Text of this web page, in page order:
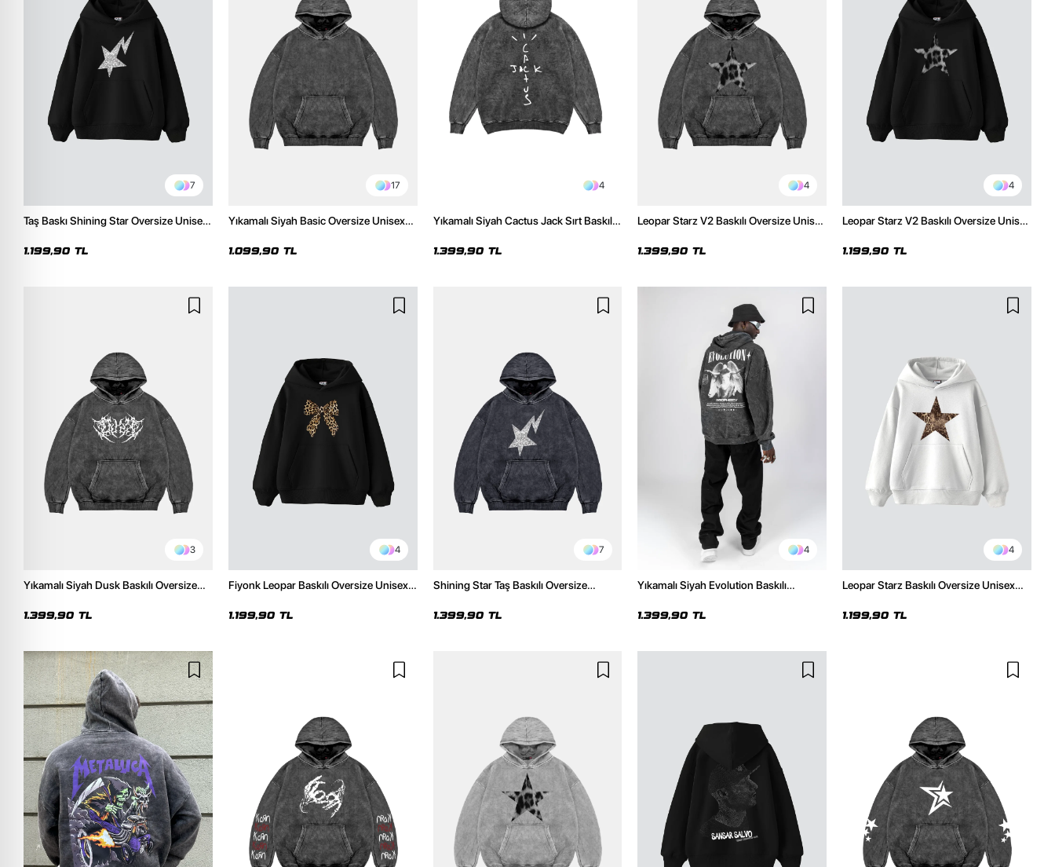
7
Taş Baskı Shining Star Oversize Unisex
1.199,90 TL
17
Yıkamalı Siyah Basic Oversize Unisex
1.099,90 TL
4
Yıkamalı Siyah Cactus Jack Sırt Baskılı
1.399,90 TL
4
Leopar Starz V2 Baskılı Oversize Unisex
1.399,90 TL
4
Leopar Starz V2 Baskılı Oversize Unisex
1.199,90 TL
3
Yıkamalı Siyah Dusk Baskılı Oversize
1.399,90 TL
4
Fiyonk Leopar Baskılı Oversize Unisex
1.199,90 TL
7
Shining Star Taş Baskılı Oversize
1.399,90 TL
4
Yıkamalı Siyah Evolution Baskılı
1.399,90 TL
4
Leopar Starz Baskılı Oversize Unisex
1.199,90 TL